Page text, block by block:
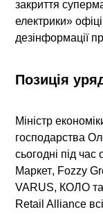
закриття
електрики»
дезінформації
Позиція
Міністр
господарства
сьогодні під
Маркет, Fozzy
VARUS, КОЛО
Retail Alliance